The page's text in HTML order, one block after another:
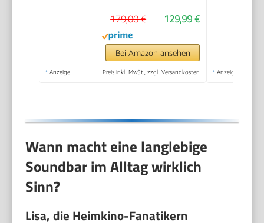
TV Mode, EzPlay129,99 €
179,00 €
Bei Amazon ansehen
* Anzeige Preis inkl. MwSt., zzgl. Versandkosten * Anzeige
Wann macht eine langlebige
Soundbar im Alltag wirklich
Sinn?
Lisa, die Heimkino-Fanatikern